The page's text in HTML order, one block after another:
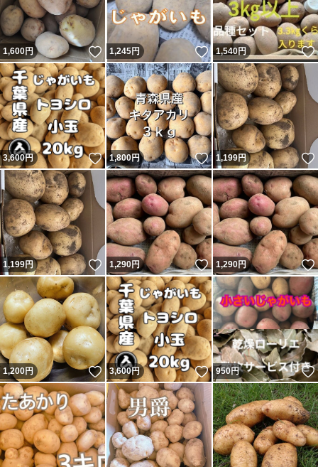
1,600円 いいね！
1,245円 いいね！
1,540円
3,600円 いいね！
1,800円 いいね！
1,199円
1,199円 いいね！
1,290円 いいね！
1,290円
1,200円 いいね！
3,600円 いいね！
950円